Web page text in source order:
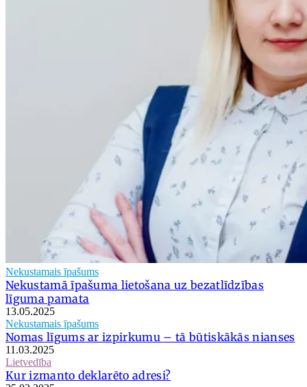
Nekustamais īpašums
Nekustamā īpašuma lietošana uz bezatlīdzības
līguma pamata
13.05.2025
Nekustamais īpašums
Nomas līgums ar izpirkumu – tā būtiskākās nianses
11.03.2025
Lietvedība
Kur izmanto deklarēto adresi?